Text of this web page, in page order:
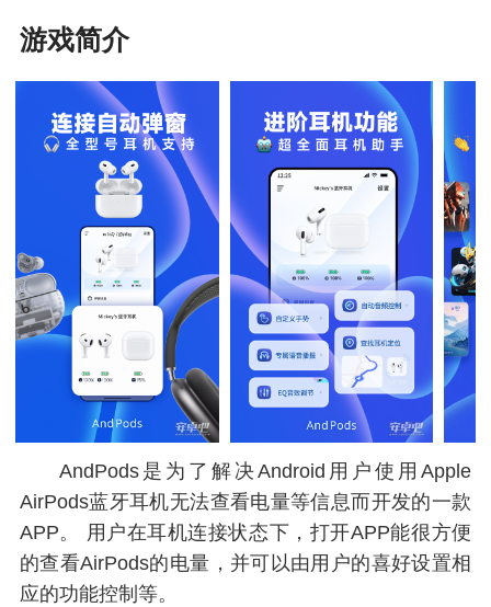
游戏简介
AndPods是为了解决Android用户使用Apple
AirPods蓝牙耳机无法查看电量等信息而开发的一款
APP。 用户在耳机连接状态下，打开APP能很方便
的查看AirPods的电量，并可以由用户的喜好设置相
应的功能控制等。